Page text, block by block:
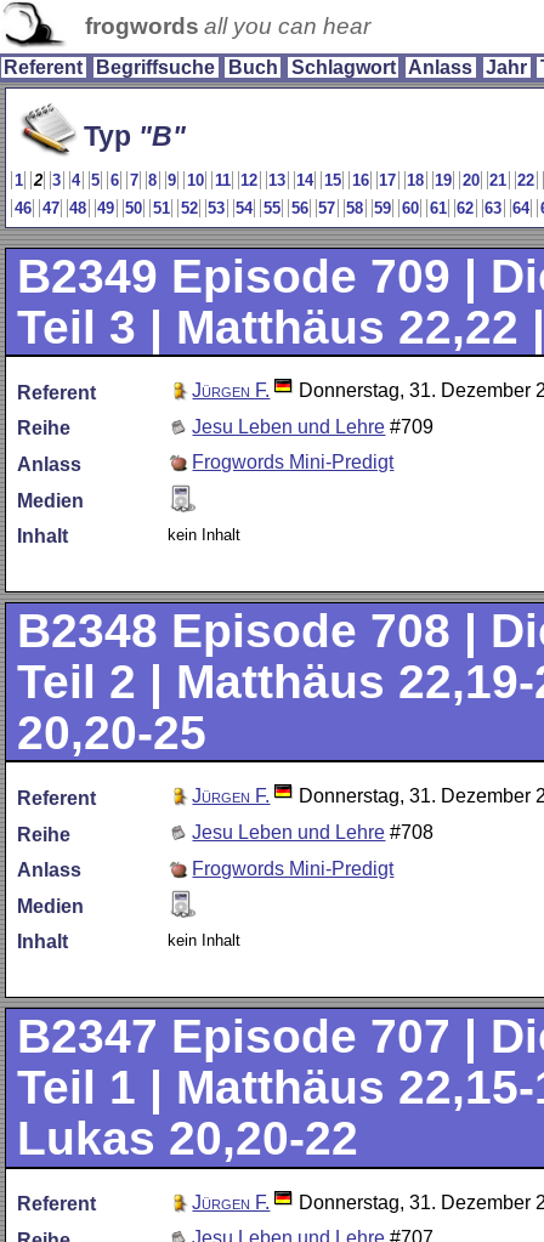
frogwords all you can hear
Referent Begriffsuche Buch Schlagwort Anlass Jahr
Typ B
1 2 3 4 5 6 7 8 9 10 11 12 13 14 15 16 17 18 19 20 21
22
46
47 48 49 50 51 52 53 54 55 56 57 58 59 60 61 62 63 64
B2349 Episode 709 |
Teil 3 | Matthäus 22,22
Referent Jürgen F.
Donnerstag, 31. Dezember
Reihe
Jesu Leben und Lehre #709
Anlass
Frogwords Mini-Predigt
Medien
Inhalt
kein Inhalt
B2348 Episode 708 |
Teil 2 | Matthäus
20,20-25
Referent Jürgen F.
Donnerstag, 31. Dezember
Reihe
Jesu Leben und Lehre #708
Anlass
Frogwords Mini-Predigt
Medien
Inhalt
kein Inhalt
B2347 Episode 707 |
Teil 1 | Matthäus
Lukas 20,20-22
Referent Jürgen F.
Donnerstag, 31. Dezember